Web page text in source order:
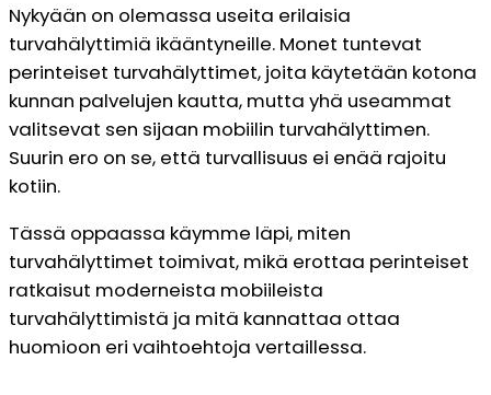
Nykyään on olemassa useita erilaisia
turvahälyttimiä ikääntyneille. Monet tuntevat
perinteiset turvahälyttimet, joita käytetään kotona
kunnan palvelujen kautta, mutta yhä useammat
valitsevat sen sijaan mobiilin turvahälyttimen.
Suurin ero on se, että turvallisuus ei enää rajoitu
kotiin.
Tässä oppaassa käymme läpi, miten
turvahälyttimet toimivat, mikä erottaa perinteiset
ratkaisut moderneista mobiileista
turvahälyttimistä ja mitä kannattaa ottaa
huomioon eri vaihtoehtoja vertaillessa.